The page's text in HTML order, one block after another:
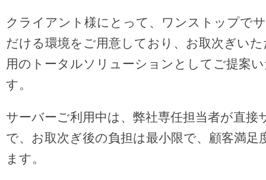
クライアント様にとって、ワンストップで
だける環境をご用意しており、お取次ぎい
用のトータルソリューションとしてご提案
す。
サーバーご利用中は、弊社専任担当者が直
で、お取次ぎ後の負担は最小限で、顧客満足
ます。